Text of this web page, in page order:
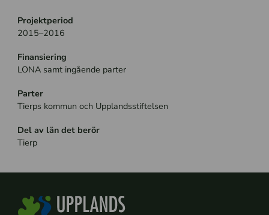
Projektperiod
2015–2016
Finansiering
LONA samt ingående parter
Parter
Tierps kommun och Upplandsstiftelsen
Del av län det berör
Tierp